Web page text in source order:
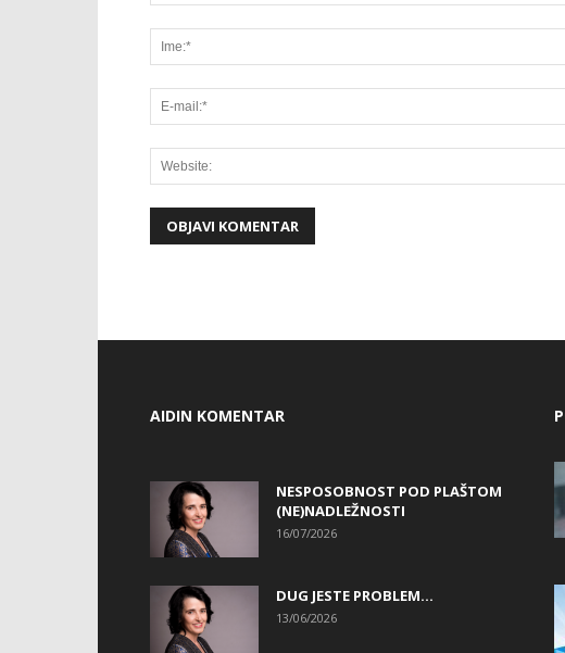
AIDIN KOMENTAR
NESPOSOBNOST POD PLAŠTOM
(NE)NADLEŽNOSTI
16/07/2026
DUG JESTE PROBLEM…
13/06/2026